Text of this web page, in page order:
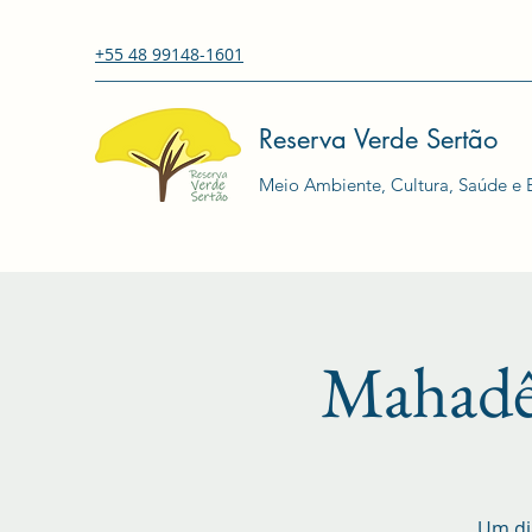
+55 48 99148-1601
Reserva Verde Sertão
Meio Ambiente, Cultura, Saúde e